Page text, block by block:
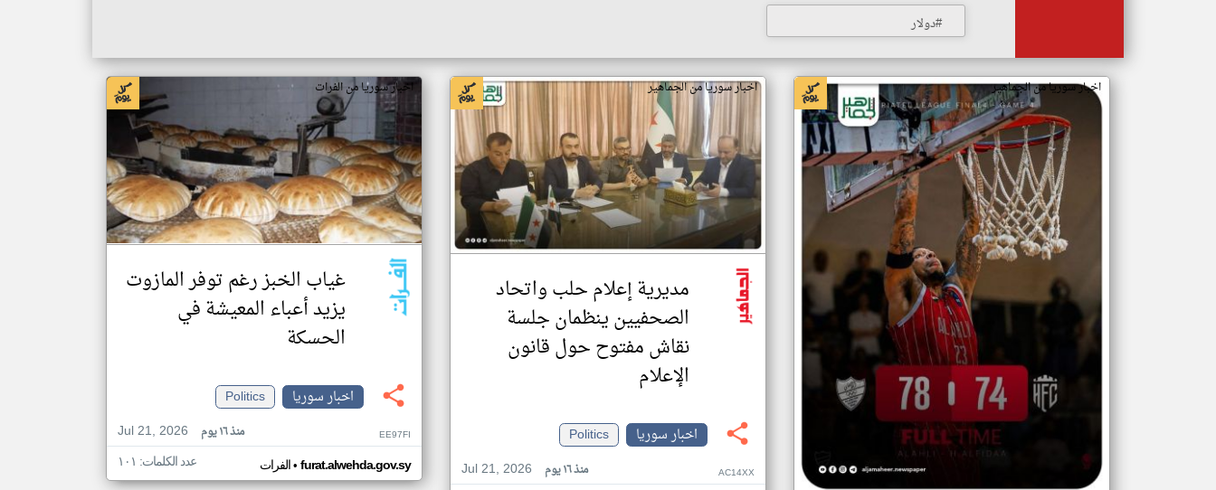
#دولار
اخبار سوريا من الجماهير اخبار سوريا من الجماهير
مديرية إعلام حلب واتحاد
الصحفيين ينظمان جلسة
نقاش مفتوح حول قانون
الإعلام
اخبار سوريا
Politics
Jul 21, 2026
منذ ١٦ يوم AC14XX
اخبار سوريا من الفرات
غياب الخبز رغم توفر المازوت
يزيد أعباء المعيشة في
الحسكة
اخبار سوريا
Politics
Jul 21, 2026
منذ ١٦ يوم EE97FI
الفرات• furat.alwehda.gov.sy عدد الكلمات: ١٠١